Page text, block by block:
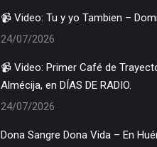
📹 Video: Tu y yo Tambien
24/07/2026
📹 Video: Primer Café de Trayectoria & COMUNICACIÓN… ROSENDA MIRÓN, con
Almécija, en DÍAS DE RADIO.
24/07/2026
Dona Sangre Dona Vida – En